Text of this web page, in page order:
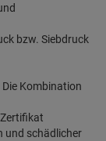
bzw. Siebdruck
Kombination
und schädlicher